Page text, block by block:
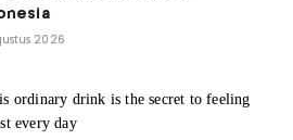
2026